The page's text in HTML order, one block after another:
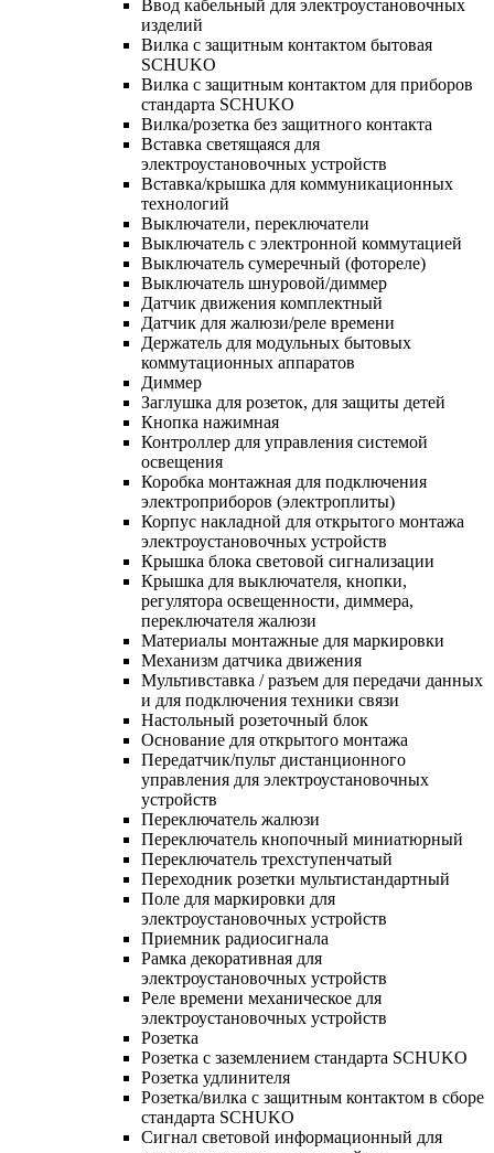
Ввод кабельный для электроустановочных
изделий
Вилка с защитным контактом бытовая
SCHUKO
Вилка с защитным контактом для приборов
стандарта SCHUKO
Вилка/розетка без защитного контакта
Вставка светящаяся для
электроустановочных устройств
Вставка/крышка для коммуникационных
технологий
Выключатели, переключатели
Выключатель с электронной коммутацией
Выключатель сумеречный (фотореле)
Выключатель шнуровой/диммер
Датчик движения комплектный
Датчик для жалюзи/реле времени
Держатель для модульных бытовых
коммутационных аппаратов
Диммер
Заглушка для розеток, для защиты детей
Кнопка нажимная
Контроллер для управления системой
освещения
Коробка монтажная для подключения
электроприборов (электроплиты)
Корпус накладной для открытого монтажа
электроустановочных устройств
Крышка блока световой сигнализации
Крышка для выключателя, кнопки,
регулятора освещенности, диммера,
переключателя жалюзи
Материалы монтажные для маркировки
Механизм датчика движения
Мультивставка / разъем для передачи данных
и для подключения техники связи
Настольный розеточный блок
Основание для открытого монтажа
Передатчик/пульт дистанционного
управления для электроустановочных
устройств
Переключатель жалюзи
Переключатель кнопочный миниатюрный
Переключатель трехступенчатый
Переходник розетки мультистандартный
Поле для маркировки для
электроустановочных устройств
Приемник радиосигнала
Рамка декоративная для
электроустановочных устройств
Реле времени механическое для
электроустановочных устройств
Розетка
Розетка с заземлением стандарта SCHUKO
Розетка удлинителя
Розетка/вилка с защитным контактом в сборе
стандарта SCHUKO
Сигнал световой информационный для